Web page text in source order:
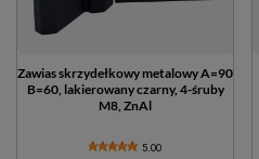
Zawias skrzydełkowy metalowy A=90
B=60, lakierowany czarny, 4-śruby
M8, ZnAl
5.00